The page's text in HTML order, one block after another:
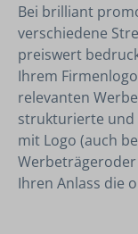
Bei brilliant
verschiedene
preiswert
Ihrem
relevanten
strukturierte und
mit Logo (auch
Ihren Anlass die